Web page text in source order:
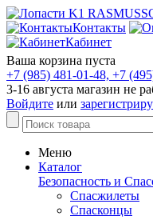
Контакты
Кабинет
Ваша корзина пуста
+7 (985) 481-01-48, +7
3-16 августа магазин не
Войдите или
Меню
Каталог
Безопасность и
Спасжилеты
Спасконцы